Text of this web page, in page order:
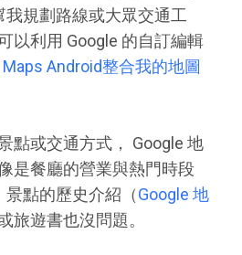
規劃路線或大眾交通工
以利用 Google 的自訂編輯
Android整合我的地圖
點或交通方式， Google 地
是餐廳的營業與熱門時段
景點的歷史介紹（Google 地
旅遊書也沒問題。